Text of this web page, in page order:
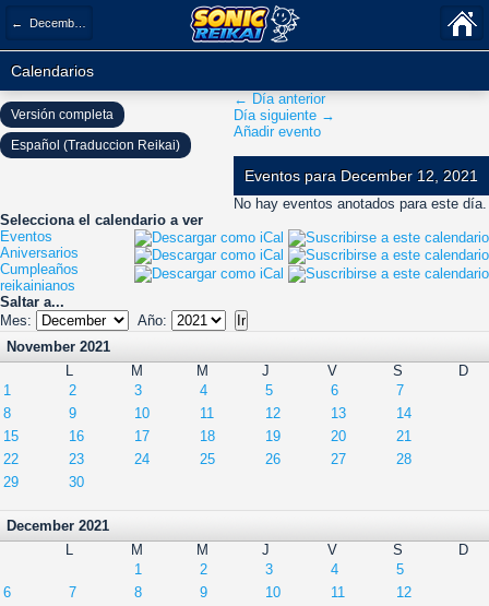
← December 2021
Calendarios
← Día anterior
Día siguiente →
Añadir evento
Eventos para December 12, 2021
No hay eventos anotados para este día.
Selecciona el calendario a ver
Eventos
Aniversarios
Cumpleaños
reikainianos
Saltar a...
Mes:
Año:
November 2021
L
M M J V S
D
1
2 3 4 5 6
7
8
9 10 11 12 13
14
15
16 17 18 19 20
21
22
23 24 25 26 27
28
29
30
December 2021
L
M M J V S
D
1
2 3 4
5
6
7 8 9 10 11
12
Versión completa
Español (Traduccion Reikai)